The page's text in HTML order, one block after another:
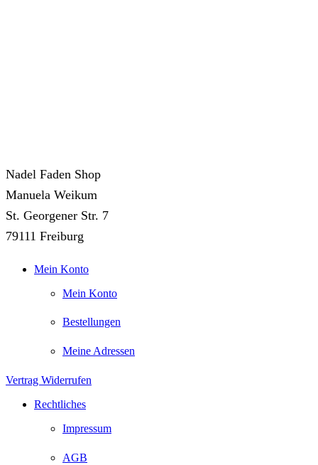
Nadel Faden Shop
Manuela Weikum
St. Georgener Str. 7
79111 Freiburg
Mein Konto
Mein Konto
Bestellungen
Meine Adressen
Vertrag Widerrufen
Rechtliches
Impressum
AGB